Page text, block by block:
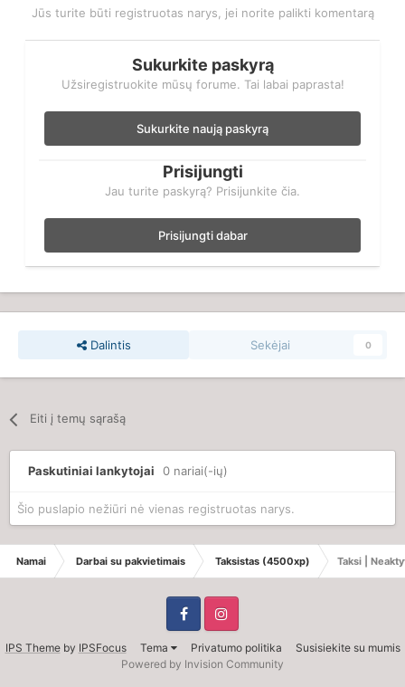
Jūs turite būti registruotas narys, jei norite palikti komentarą
Sukurkite paskyrą
Užsiregistruokite mūsų forume. Tai labai paprasta!
Sukurkite naują paskyrą
Prisijungti
Jau turite paskyrą? Prisijunkite čia.
Prisijungti dabar
Dalintis Sekėjai 0
Eiti į temų sąrašą
Paskutiniai lankytojai 0 nariai(-ių)
Šio puslapio nežiūri nė vienas registruotas narys.
Namai Darbai su pakvietimais Taksistas (4500xp) Taksi |
IPS Themeby IPSFocus Tema Privatumo politika
Susisiekite su mumis
Powered by Invision Community